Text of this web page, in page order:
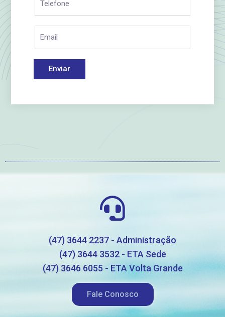
Enviar
(47) 3644 2237 - Administração
(47) 3644 3532 - ETA Sede
(47) 3646 6055 - ETA Volta Grande
Fale Conosco